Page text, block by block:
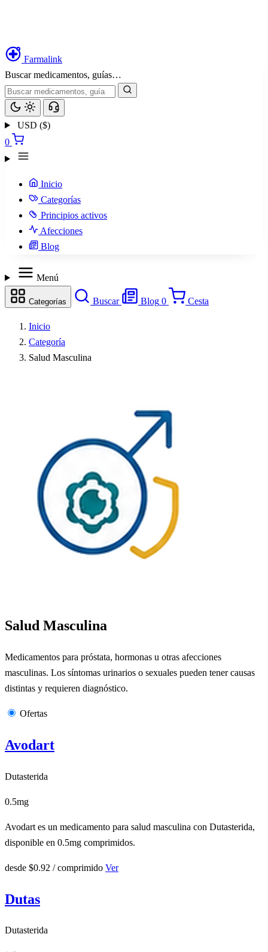
Farmalink
Buscar medicamentos, guías…
USD ($)
0
Inicio
Categorías
Principios activos
Afecciones
Blog
Menú
Categorías Buscar Blog 0 Cesta
Inicio
Categoría
Salud Masculina
Salud Masculina
Medicamentos para próstata, hormonas u otras afecciones
masculinas. Los síntomas urinarios o sexuales pueden tener causas
distintas y requieren diagnóstico.
Ofertas
Avodart
Dutasterida
0.5mg
Avodart es un medicamento para salud masculina con Dutasterida,
disponible en 0.5mg comprimidos.
desde $0.92 / comprimido Ver
Dutas
Dutasterida